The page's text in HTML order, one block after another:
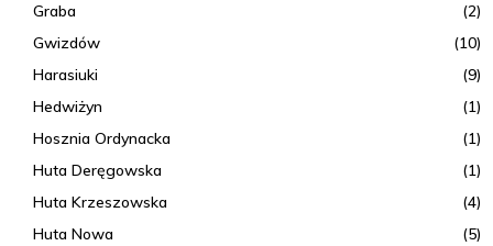
Graba
(2)
Gwizdów
(10)
Harasiuki
(9)
Hedwiżyn
(1)
Hosznia Ordynacka
(1)
Huta Deręgowska
(1)
Huta Krzeszowska
(4)
Huta Nowa
(5)